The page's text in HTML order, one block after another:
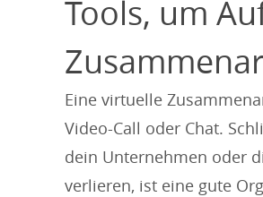
Tools, um
Eine virtuelle
Video-Call oder Chat.
dein Unternehmen oder
verlieren, ist eine gute